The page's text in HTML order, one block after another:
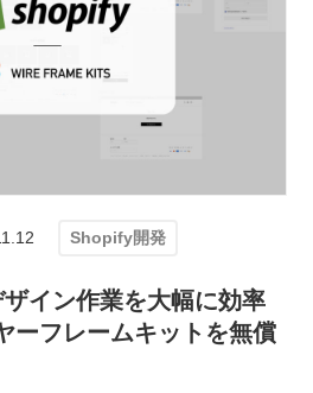
flow
shop
atelier
Shopify開発
イン作業を大幅に効率
ーフレームキットを無償